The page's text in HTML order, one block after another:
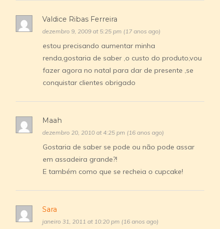
Valdice Ribas Ferreira
dezembro 9, 2009 at 5:25 pm (17 anos ago)
estou precisando aumentar minha
renda,gostaria de saber ,o custo do produto,vou
fazer agora no natal para dar de presente ,se
conquistar clientes obrigado
Maah
dezembro 20, 2010 at 4:25 pm (16 anos ago)
Gostaria de saber se pode ou não pode assar
em assadeira grande?!
E também como que se recheia o cupcake!
Sara
janeiro 31, 2011 at 10:20 pm (16 anos ago)